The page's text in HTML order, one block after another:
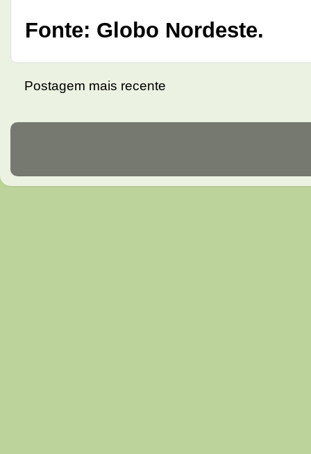
Fonte: Globo Nordeste.
Postagem mais recente